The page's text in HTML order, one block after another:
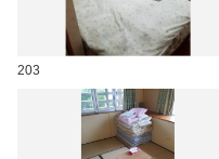
203